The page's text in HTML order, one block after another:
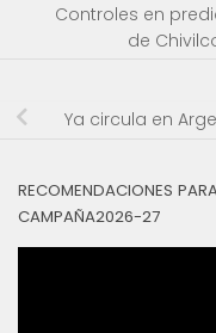
Controles en
de
Ya circula en
RECOMENDACIONES
CAMPAÑA2026-27